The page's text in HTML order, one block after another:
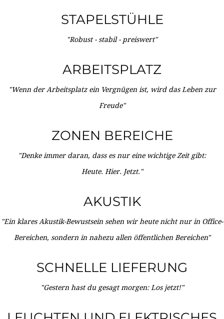
STAPELSTÜHLE
"Robust - stabil - preiswert"
ARBEITSPLATZ
"Wenn der Arbeitsplatz ein Vergnügen ist, wird das Leben zur
Freude"
ZONEN BEREICHE
"Denke immer daran, dass es nur eine wichtige Zeit gibt:
Heute. Hier. Jetzt."
AKUSTIK
"Ein klares Akustik-Bewustsein sehen wir heute nicht nur in Office-
Bereichen, sondern in nahezu allen öffentlichen Bereichen"
SCHNELLE LIEFERUNG
"Gestern hast du gesagt morgen: Los jetzt!"